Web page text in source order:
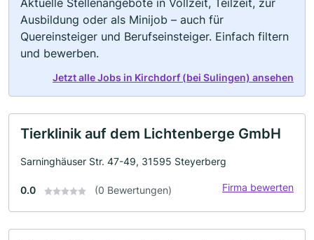
Aktuelle Stellenangebote in Vollzeit, Teilzeit, zur
Ausbildung oder als Minijob – auch für
Quereinsteiger und Berufseinsteiger. Einfach filtern
und bewerben.
Jetzt alle Jobs in Kirchdorf (bei Sulingen) ansehen
Tierklinik auf dem Lichtenberge GmbH
Sarninghäuser Str. 47-49, 31595 Steyerberg
0.0 (0 Bewertungen) Firma bewerten